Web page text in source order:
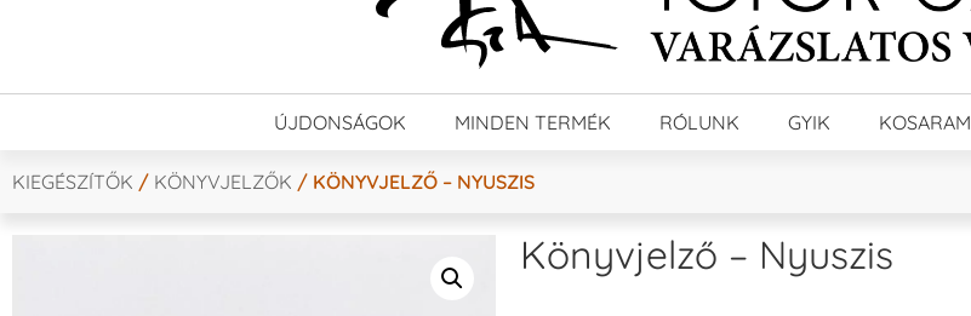
ÚJDONSÁGOK MINDEN TERMÉK RÓLUNK GYIK KOSARAM
KIEGÉSZÍTŐK / KÖNYVJELZŐK / KÖNYVJELZŐ – NYUSZIS
Könyvjelző – Nyuszis